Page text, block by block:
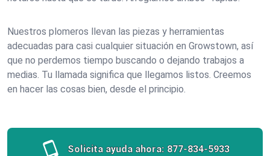
Nuestros plomeros llevan las piezas y herramientas
adecuadas para casi cualquier situación en Growstown, así
que no perdemos tiempo buscando o dejando trabajos a
medias. Tu llamada significa que llegamos listos. Creemos
en hacer las cosas bien, desde el principio.
Solicita ayuda ahora: 877-834-5933